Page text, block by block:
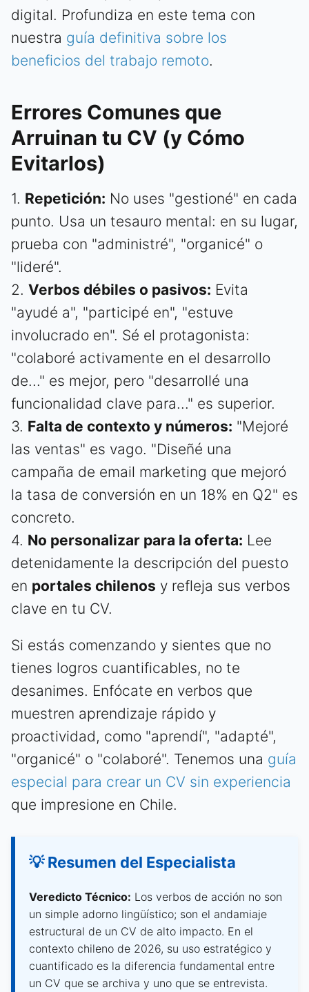
digital. Profundiza en este tema con
nuestra guía definitiva sobre los
beneficios del trabajo remoto.
Errores Comunes que
Arruinan tu CV (y Cómo
Evitarlos)
1. Repetición: No uses "gestioné" en cada
punto. Usa un tesauro mental: en su lugar,
prueba con "administré", "organicé" o
"lideré".
2. Verbos débiles o pasivos: Evita
"ayudé a", "participé en", "estuve
involucrado en". Sé el protagonista:
"colaboré activamente en el desarrollo
de..." es mejor, pero "desarrollé una
funcionalidad clave para..." es superior.
3. Falta de contexto y números: "Mejoré
las ventas" es vago. "Diseñé una
campaña de email marketing que mejoró
la tasa de conversión en un 18% en Q2" es
concreto.
4. No personalizar para la oferta: Lee
detenidamente la descripción del puesto
en portales chilenos y refleja sus verbos
clave en tu CV.
Si estás comenzando y sientes que no
tienes logros cuantificables, no te
desanimes. Enfócate en verbos que
muestren aprendizaje rápido y
proactividad, como "aprendí", "adapté",
"organicé" o "colaboré". Tenemos una guía
especial para crear un CV sin experiencia
que impresione en Chile.
💡 Resumen del Especialista
Veredicto Técnico: Los verbos de acción no son
un simple adorno lingüístico; son el andamiaje
estructural de un CV de alto impacto. En el
contexto chileno de 2026, su uso estratégico y
cuantificado es la diferencia fundamental entre
un CV que se archiva y uno que se entrevista.